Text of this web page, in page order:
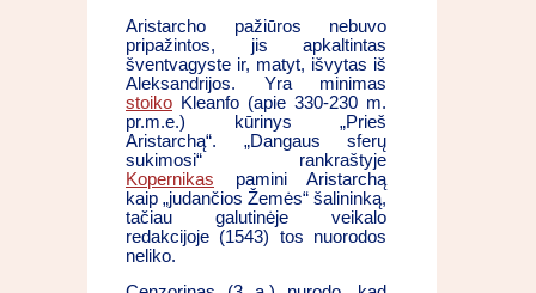
Aristarcho pažiūros nebuvo
pripažintos, jis apkaltintas
šventvagyste ir, matyt, išvytas iš
Aleksandrijos. Yra minimas
stoiko Kleanfo (apie 330-230 m.
pr.m.e.) kūrinys „Prieš
Aristarchą“. „Dangaus sferų
sukimosi“ rankraštyje
Kopernikas pamini Aristarchą
kaip „judančios Žemės“ šalininką,
tačiau galutinėje veikalo
redakcijoje (1543) tos nuorodos
neliko.